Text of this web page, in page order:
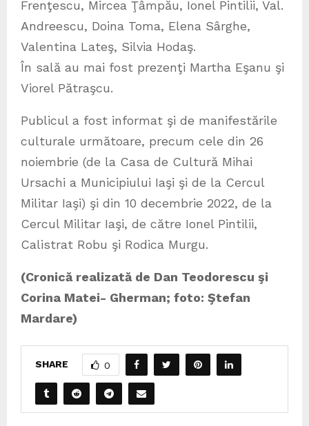
Frenţescu, Mircea Ţâmpău, Ionel Pintilii, Val.
Andreescu, Doina Toma, Elena Sârghe,
Valentina Lateş, Silvia Hodaş.
În sală au mai fost prezenţi Martha Eşanu şi
Viorel Pătraşcu.
Publicul a fost informat şi de manifestările
culturale următoare, precum cele din 26
noiembrie (de la Casa de Cultură Mihai
Ursachi a Municipiului Iaşi şi de la Cercul
Militar Iaşi) şi din 10 decembrie 2022, de la
Cercul Militar Iaşi, de către Ionel Pintilii,
Calistrat Robu şi Rodica Murgu.
(Cronică realizată de Dan Teodorescu şi
Corina Matei- Gherman; foto: Ştefan
Mardare)
SHARE 0